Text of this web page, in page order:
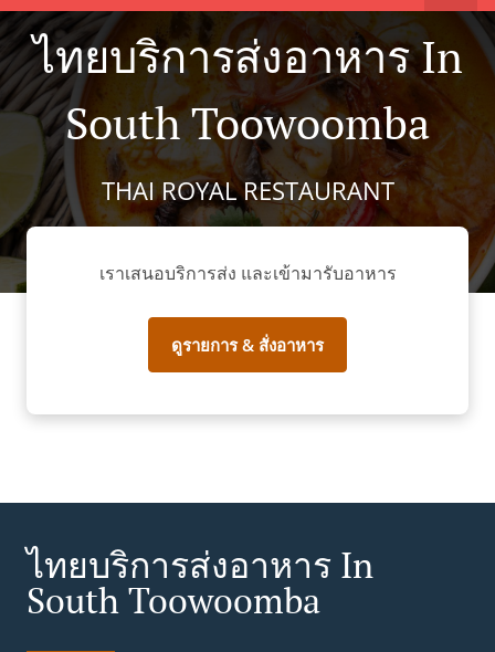
ไทยบริการส่งอาหาร In
South Toowoomba
THAI ROYAL RESTAURANT
เราเสนอบริการส่ง และเข้ามารับอาหาร
ดูรายการ & สั่งอาหาร
ไทยบริการส่งอาหาร In
South Toowoomba